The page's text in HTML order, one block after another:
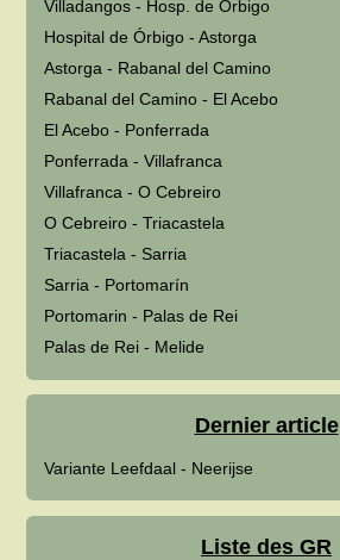
Villadangos - Hosp. de Órbigo
Hospital de Órbigo - Astorga
Astorga - Rabanal del Camino
Rabanal del Camino - El Acebo
El Acebo - Ponferrada
Ponferrada - Villafranca
Villafranca - O Cebreiro
O Cebreiro - Triacastela
Triacastela - Sarria
Sarria - Portomarín
Portomarin - Palas de Rei
Palas de Rei - Melide
Dernier article
Variante Leefdaal - Neerijse
Liste des GR